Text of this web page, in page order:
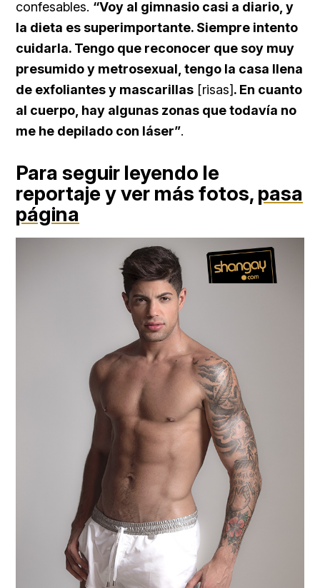
confesables. “Voy al gimnasio casi a diario, y
la dieta es superimportante. Siempre intento
cuidarla. Tengo que reconocer que soy muy
presumido y metrosexual, tengo la casa llena
de exfoliantes y mascarillas [risas]. En cuanto
al cuerpo, hay algunas zonas que todavía no
me he depilado con láser”.
Para seguir leyendo le
reportaje y ver más fotos, pasa
página